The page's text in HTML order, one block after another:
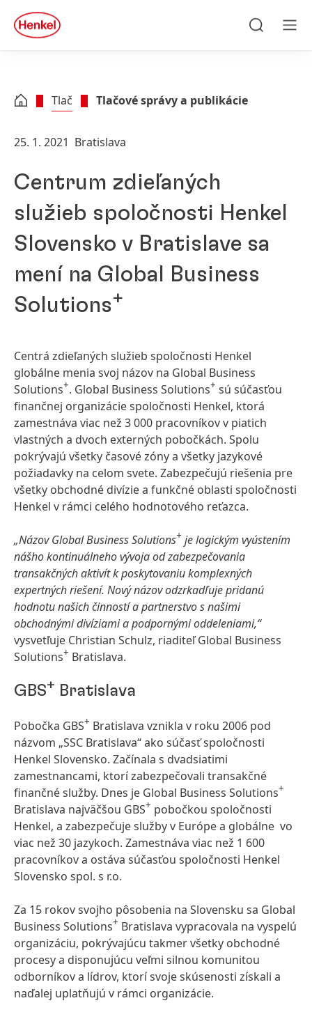
Skip to footer
quick
search
Tlač Tlačové správy a publikácie
25. 1. 2021 Bratislava
Centrum zdieľaných
služieb spoločnosti Henkel
Slovensko v Bratislave sa
mení na Global Business
Solutions+
Centrá zdieľaných služieb spoločnosti Henkel
globálne menia svoj názov na Global Business
Solutions+. Global Business Solutions+ sú súčasťou
finančnej organizácie spoločnosti Henkel, ktorá
zamestnáva viac než 3 000 pracovníkov v piatich
vlastných a dvoch externých pobočkách. Spolu
pokrývajú všetky časové zóny a všetky jazykové
požiadavky na celom svete. Zabezpečujú riešenia pre
všetky obchodné divízie a funkčné oblasti spoločnosti
Henkel v rámci celého hodnotového reťazca.
„Názov Global Business Solutions+ je logickým vyústením
nášho kontinuálneho vývoja od zabezpečovania
transakčných aktivít k poskytovaniu komplexných
expertných riešení. Nový názov odzrkadľuje pridanú
hodnotu našich činností a partnerstvo s našimi
obchodnými divíziami a podpornými oddeleniami,“
vysvetľuje Christian Schulz, riaditeľ Global Business
Solutions+ Bratislava.
GBS+ Bratislava
Pobočka GBS+ Bratislava vznikla v roku 2006 pod
názvom „SSC Bratislava“ ako súčasť spoločnosti
Henkel Slovensko. Začínala s dvadsiatimi
zamestnancami, ktorí zabezpečovali transakčné
finančné služby. Dnes je Global Business Solutions+
Bratislava najväčšou GBS+ pobočkou spoločnosti
Henkel, a zabezpečuje služby v Európe a globálne vo
viac než 30 jazykoch. Zamestnáva viac než 1 600
pracovníkov a ostáva súčasťou spoločnosti Henkel
Slovensko spol. s r.o.
Za 15 rokov svojho pôsobenia na Slovensku sa Global
Business Solutions+ Bratislava vypracovala na vyspelú
organizáciu, pokrývajúcu takmer všetky obchodné
procesy a disponujúcu veľmi silnou komunitou
odborníkov a lídrov, ktorí svoje skúsenosti získali a
naďalej uplatňujú v rámci organizácie.